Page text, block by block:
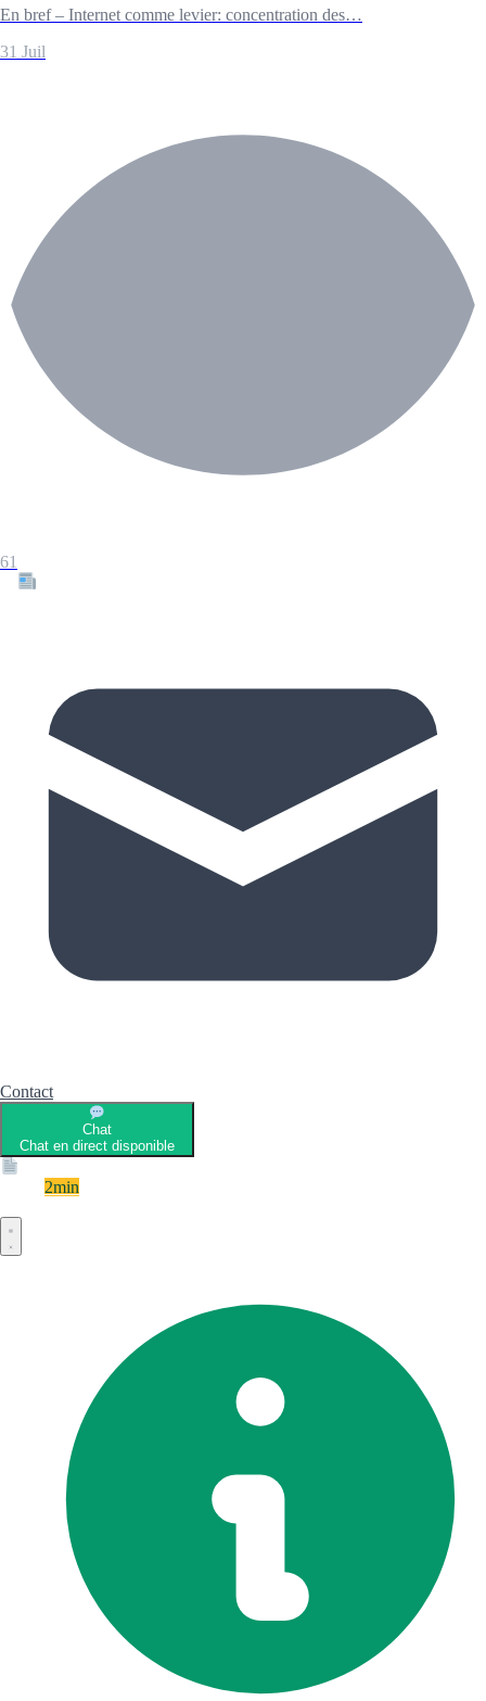
En bref – Internet comme levier: concentration des…
31 Juil
61
Contact
Chat
Chat en direct disponible
2min